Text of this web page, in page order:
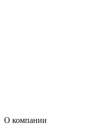
О компании